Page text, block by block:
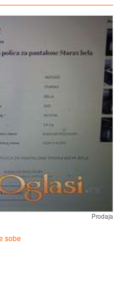
Prodaja
sobe